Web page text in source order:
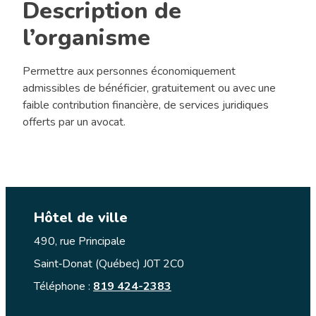
Description de
l’organisme
Permettre aux personnes économiquement
admissibles de bénéficier, gratuitement ou avec une
faible contribution financière, de services juridiques
offerts par un avocat.
Hôtel de ville
490, rue Principale
Saint‑Donat (Québec) J0T 2C0
Téléphone : 819 424-2383